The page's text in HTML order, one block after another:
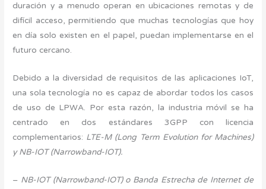
duración y a menudo operan en ubicaciones remotas y de
difícil acceso, permitiendo que muchas tecnologías que hoy
en día solo existen en el papel, puedan implementarse en el
futuro cercano.
Debido a la diversidad de requisitos de las aplicaciones IoT,
una sola tecnología no es capaz de abordar todos los casos
de uso de LPWA. Por esta razón, la industria móvil se ha
centrado en dos estándares 3GPP con licencia
complementarios: LTE-M (Long Term Evolution for Machines)
y NB-IOT (Narrowband-IOT).
– NB-IOT (Narrowband-IOT) o Banda Estrecha de Internet de